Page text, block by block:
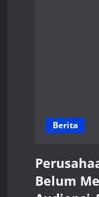
Berita
Belum